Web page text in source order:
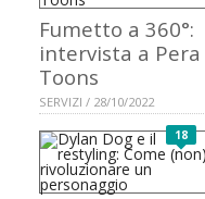
Fumetto a 360°:
intervista a Pera
Toons
SERVIZI / 28/10/2022
18